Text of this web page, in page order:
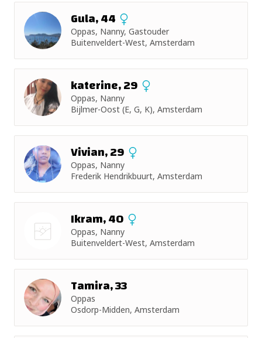
Gula, 44
Oppas, Nanny, Gastouder
Buitenveldert-West, Amsterdam
katerine, 29
Oppas, Nanny
Bijlmer-Oost (E, G, K), Amsterdam
Vivian, 29
Oppas, Nanny
Frederik Hendrikbuurt, Amsterdam
Ikram, 40
Oppas, Nanny
Buitenveldert-West, Amsterdam
Tamira, 33
Oppas
Osdorp-Midden, Amsterdam